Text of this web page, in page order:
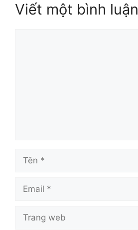
Viết một bình luận
Tên
Email
Trang